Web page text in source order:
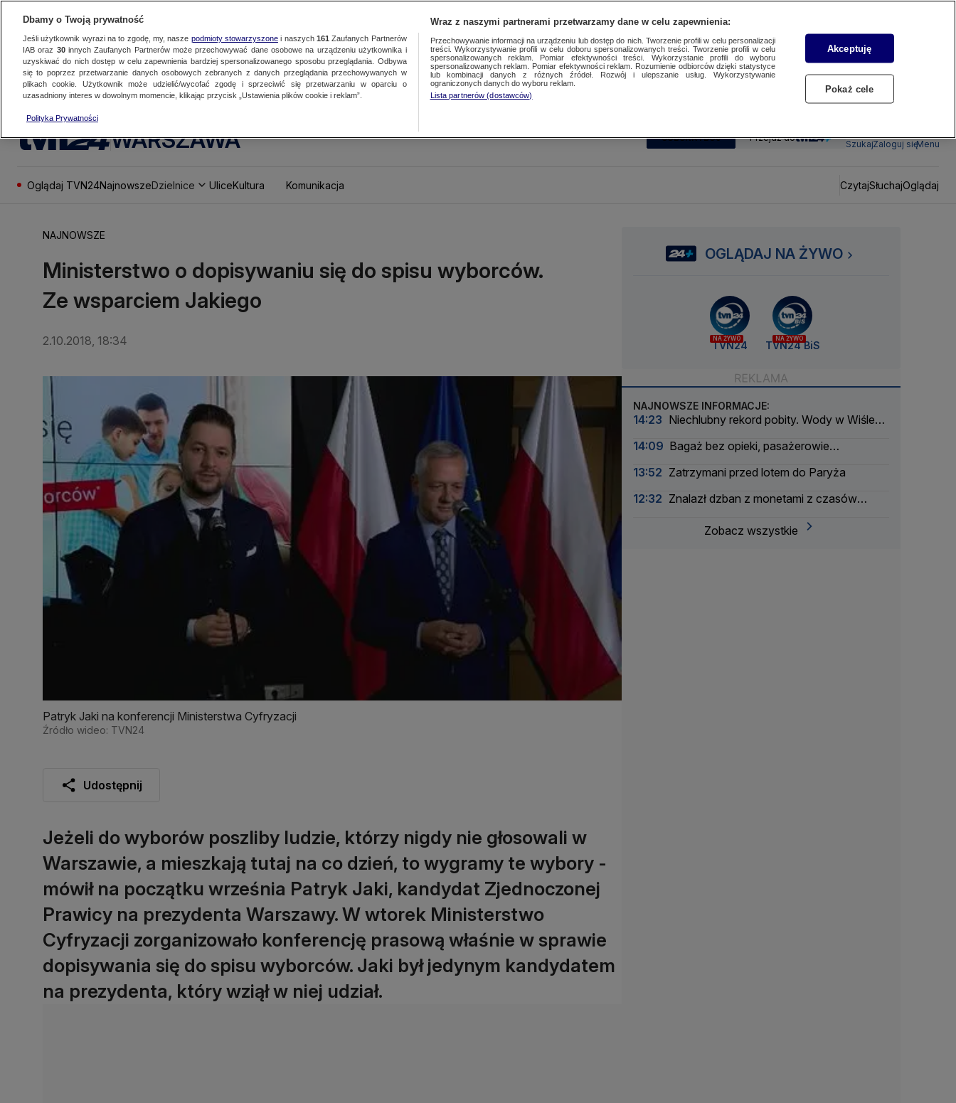
WARSZAWA SUBSKRYBUJ Przejdź do
SzukajZaloguj sięMenu
Oglądaj TVN24NajnowszeDzielnice UliceKultura Komunikacja CzytajSłuchajOglądaj
NAJNOWSZE
Ministerstwo o dopisywaniu się do spisu wyborców.
Ze wsparciem Jakiego
2.10.2018, 18:34
Patryk Jaki na konferencji Ministerstwa Cyfryzacji
Źródło wideo: TVN24
Udostępnij
Jeżeli do wyborów poszliby ludzie, którzy nigdy nie głosowali w
Warszawie, a mieszkają tutaj na co dzień, to wygramy te wybory -
mówił na początku września Patryk Jaki, kandydat Zjednoczonej
Prawicy na prezydenta Warszawy. W wtorek Ministerstwo
Cyfryzacji zorganizowało konferencję prasową właśnie w sprawie
dopisywania się do spisu wyborców. Jaki był jedynym kandydatem
na prezydenta, który wziął w niej udział.
OGLĄDAJ NA ŻYWO
NA ŻYWO
TVN24
NA ŻYWO
TVN24 BiS
NAJNOWSZE INFORMACJE:
14:23 Niechlubny rekord pobity. Wody w Wiśle
14:09 Bagaż bez opieki, pasażerowie
13:52 Zatrzymani przed lotem do Paryża
12:32 Znalazł dzban z monetami z czasów
Zobacz wszystkie
Dbamy o Twoją prywatność
Jeśli użytkownik wyrazi na to zgodę, my, nasze podmioty stowarzyszonei naszych 161 Zaufanych Partnerów
IAB oraz 30innych Zaufanych Partnerów może przechowywać dane osobowe na urządzeniu użytkownika i
uzyskiwać do nich dostęp w celu zapewnienia bardziej spersonalizowanego sposobu przeglądania. Odbywa
się to poprzez przetwarzanie danych osobowych zebranych z danych przeglądania przechowywanych w
plikach cookie. Użytkownik może udzielić/wycofać zgodę i sprzeciwić się przetwarzaniu w oparciu o
uzasadniony interes w dowolnym momencie, klikając przycisk „Ustawienia plików cookie i reklam”.
Polityka Prywatności
Wraz z naszymi partnerami przetwarzamy dane w celu zapewnienia:
Przechowywanie informacji na urządzeniu lub dostęp do nich. Tworzenie profili w celu personalizacji
treści. Wykorzystywanie profili w celu doboru spersonalizowanych treści. Tworzenie profili w celu
spersonalizowanych reklam. Pomiar efektywności treści. Wykorzystanie profili do wyboru
spersonalizowanych reklam. Pomiar efektywności reklam. Rozumienie odbiorców dzięki statystyce
lub kombinacji danych z różnych źródeł. Rozwój i ulepszanie usług. Wykorzystywanie
ograniczonych danych do wyboru reklam.
Lista partnerów (dostawców)
Akceptuję
Pokaż cele